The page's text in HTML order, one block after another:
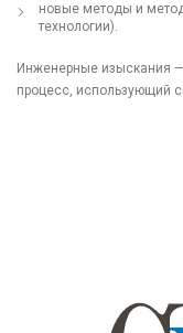
новые методы и
технологии).
Инженерные изыскания —
процесс, использующий